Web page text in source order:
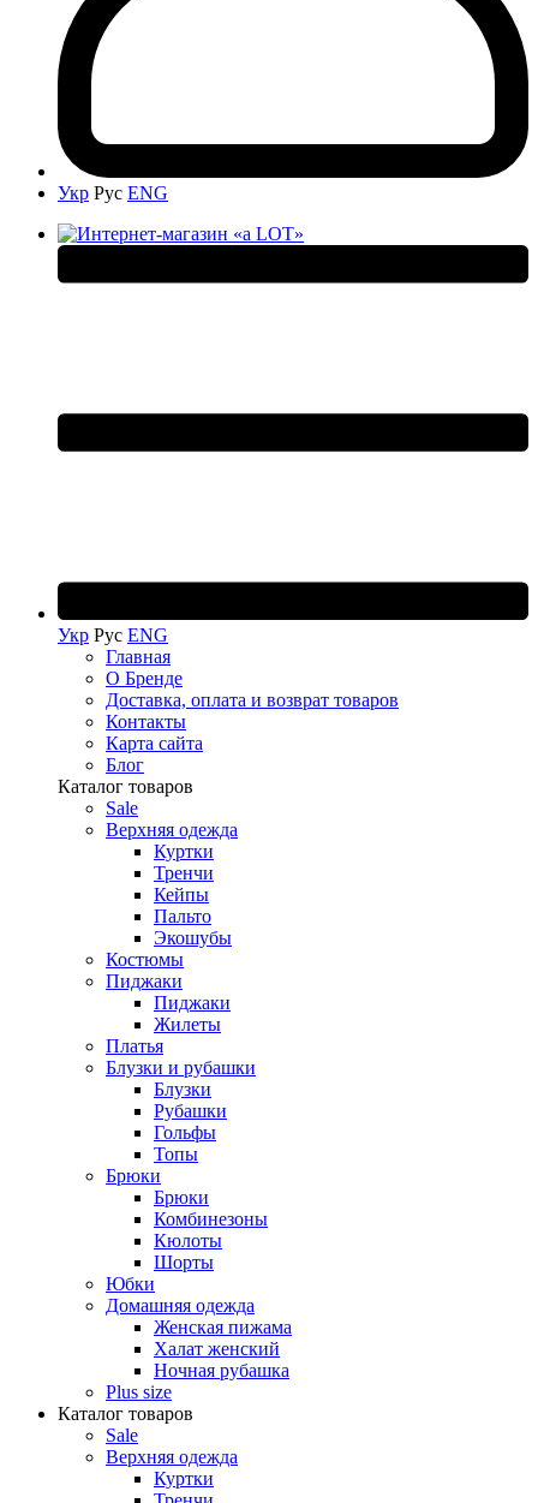
Укр Рус ENG
Укр Рус ENG
Главная
О Бренде
Доставка, оплата и возврат товаров
Контакты
Карта сайта
Блог
Каталог товаров
Sale
Верхняя одежда
Куртки
Тренчи
Кейпы
Пальто
Экошубы
Костюмы
Пиджаки
Пиджаки
Жилеты
Платья
Блузки и рубашки
Блузки
Рубашки
Гольфы
Топы
Брюки
Брюки
Комбинезоны
Кюлоты
Шорты
Юбки
Домашняя одежда
Женская пижама
Халат женский
Ночная рубашка
Plus size
Каталог товаров
Sale
Верхняя одежда
Куртки